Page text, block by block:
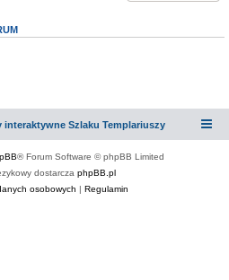
interaktywne Szlaku Templariuszy
® Forum Software © phpBB Limited
dostarcza phpBB.pl
osobowych | Regulamin